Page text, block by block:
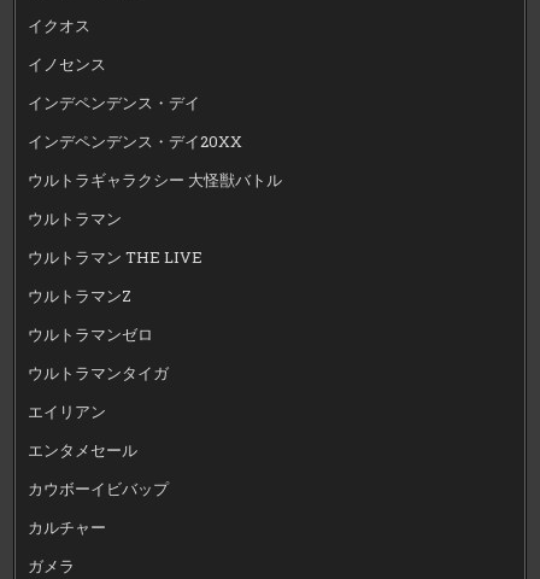
イクオス
イノセンス
インデペンデンス・デイ
インデペンデンス・デイ20XX
ウルトラギャラクシー 大怪獣バトル
ウルトラマン
ウルトラマン THE LIVE
ウルトラマンZ
ウルトラマンゼロ
ウルトラマンタイガ
エイリアン
エンタメセール
カウボーイビバップ
カルチャー
ガメラ